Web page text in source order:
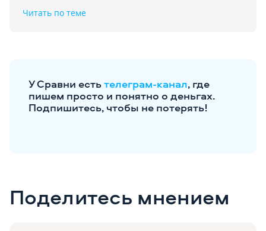
Читать по теме
У Сравни естьтелеграм-канал, где
пишем просто и понятно о деньгах.
Подпишитесь, чтобы не потерять!
Поделитесь мнением